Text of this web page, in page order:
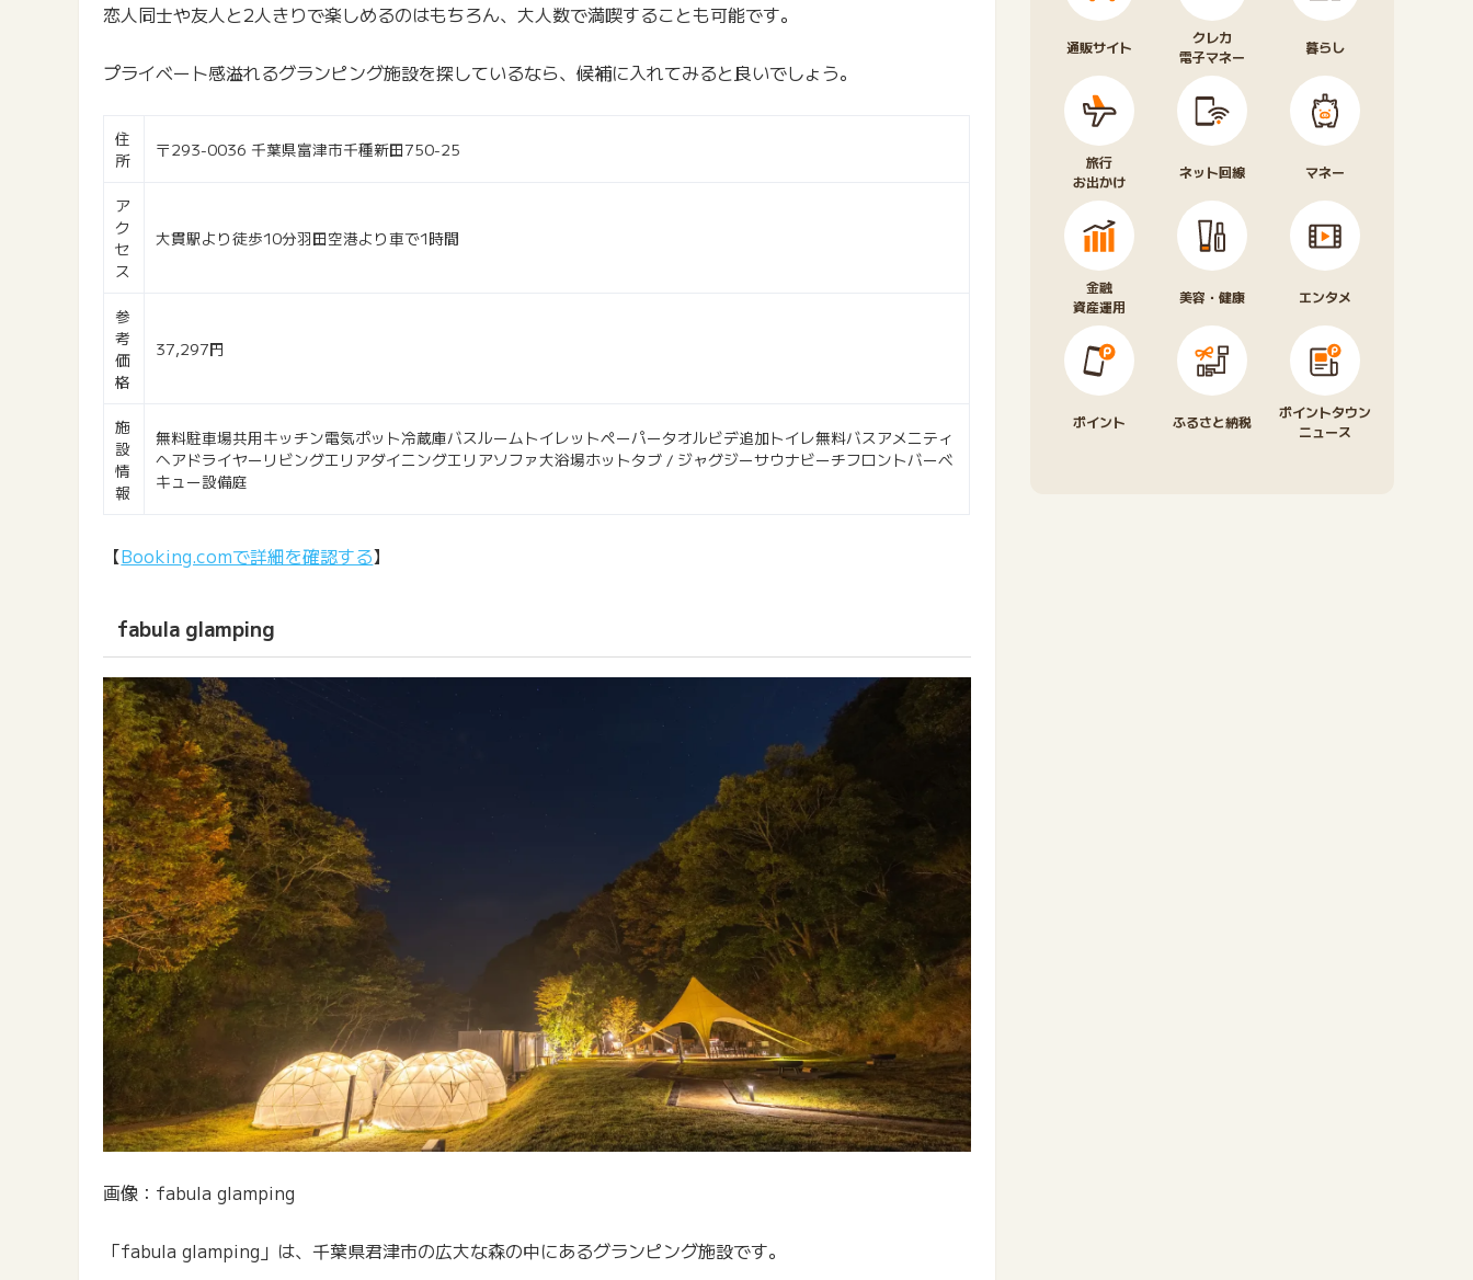
恋人同士や友人と2人きりで楽しめるのはもちろん、大人数で満喫することも可能です。
プライベート感溢れるグランピング施設を探しているなら、候補に入れてみると良いでしょう。
住
所
〒293-0036 千葉県富津市千種新田750-25
ア
ク
セ
ス
大貫駅より徒歩10分羽田空港より車で1時間
参
考
価
格
37,297円
施
設
情
報
無料駐車場共用キッチン電気ポット冷蔵庫バスルームトイレットペーパータオルビデ追加トイレ無料バスアメニティ
ヘアドライヤーリビングエリアダイニングエリアソファ大浴場ホットタブ / ジャグジーサウナビーチフロントバーベ
キュー設備庭
【Booking.comで詳細を確認する】
fabula glamping
画像：fabula glamping
「fabula glamping」は、千葉県君津市の広大な森の中にあるグランピング施設です。
通販サイト
クレカ
電子マネー
暮らし
旅行
お出かけ
ネット回線 マネー
金融
資産運用
美容・健康 エンタメ
ポイント ふるさと納税
ポイントタウン
ニュース